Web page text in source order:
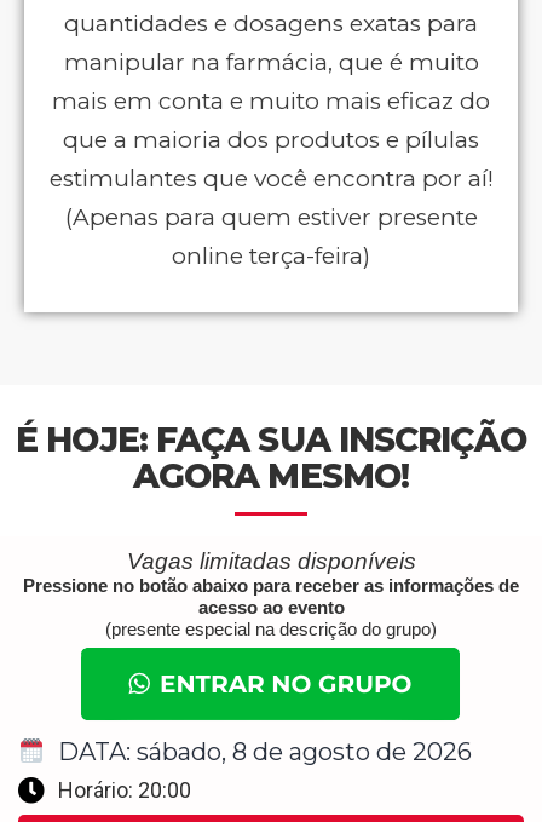
quantidades e dosagens exatas para
manipular na farmácia, que é muito
mais em conta e muito mais eficaz do
que a maioria dos produtos e pílulas
estimulantes que você encontra por aí!
(Apenas para quem estiver presente
online terça-feira)
É HOJE: FAÇA SUA INSCRIÇÃO
AGORA MESMO!
Vagas limitadas disponíveis
Pressione no botão abaixo para receber as informações de
acesso ao evento
(presente especial na descrição do grupo)
DATA: sábado, 8 de agosto de 2026
Horário: 20:00